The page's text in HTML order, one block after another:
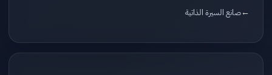
صانع السيرة الذاتية